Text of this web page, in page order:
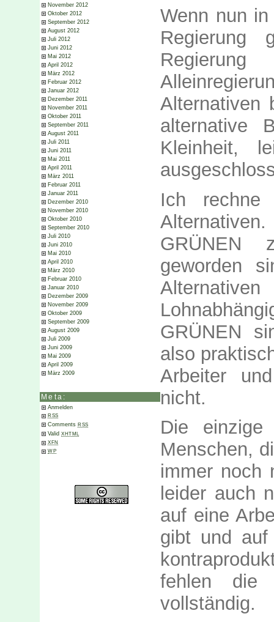
November 2012
Oktober 2012
September 2012
August 2012
Juli 2012
Juni 2012
Mai 2012
April 2012
März 2012
Februar 2012
Januar 2012
Dezember 2011
November 2011
Oktober 2011
September 2011
August 2011
Juli 2011
Juni 2011
Mai 2011
April 2011
März 2011
Februar 2011
Januar 2011
Dezember 2010
November 2010
Oktober 2010
September 2010
Juli 2010
Juni 2010
Mai 2010
April 2010
März 2010
Februar 2010
Januar 2010
Dezember 2009
November 2009
Oktober 2009
September 2009
August 2009
Juli 2009
Juni 2009
Mai 2009
April 2009
März 2009
Meta:
Anmelden
RSS
Comments RSS
Valid XHTML
XFN
WP
Wenn nun
Regierung
Alternativen
alternative
Kleinheit,
Ich
GRÜNEN
geworden
GRÜNEN
also
Arbeiter
nicht.
Die
Menschen,
immer noch
leider auch
auf eine
gibt und auf
fehlen die
vollständig.